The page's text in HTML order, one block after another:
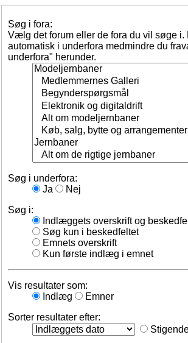
Søg i fora:
Vælg det forum eller de fora du vil søge i.
automatisk i underfora medmindre du
underfora" herunder.
Søg i underfora:
Ja
Nej
Søg i:
Indlæggets overskrift og
Søg kun i beskedfeltet
Emnets overskrift
Kun første indlæg i emnet
Vis resultater som:
Indlæg
Emner
Sorter resultater efter: